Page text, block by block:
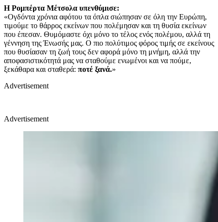
Η Ρομπέρτα Μέτσολα υπενθύμισε:
«Ογδόντα χρόνια αφότου τα όπλα σιώπησαν σε όλη την Ευρώπη,
τιμούμε το θάρρος εκείνων που πολέμησαν και τη θυσία εκείνων
που έπεσαν. Θυμόμαστε όχι μόνο το τέλος ενός πολέμου, αλλά τη
γέννηση της Ένωσής μας. Ο πιο πολύτιμος φόρος τιμής σε εκείνους
που θυσίασαν τη ζωή τους δεν αφορά μόνο τη μνήμη, αλλά την
αποφασιστικότητά μας να σταθούμε ενωμένοι και να πούμε,
ξεκάθαρα και σταθερά: ποτέ ξανά.»
Advertisement
Advertisement